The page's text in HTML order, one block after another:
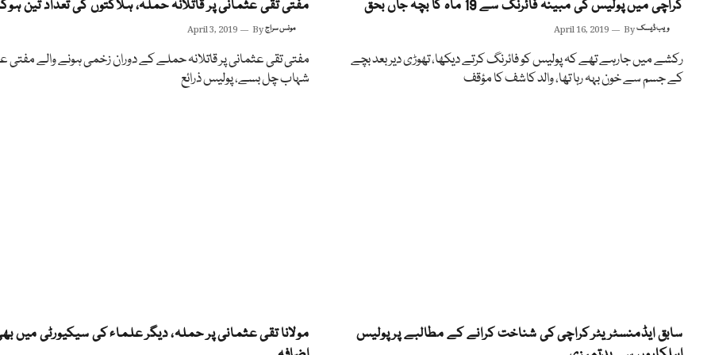
کراچی میں پولیس کی مبینہ فائرنگ سے 19 ماہ کا بچہ جاں بحق
April 16, 2019 Byویب ڈیسک
رکشے میں جارہے تھے کہ پولیس کو فائرنگ کرتے دیکھا، تھوڑی دیر بعد بچے
کے جسم سے خون بہہ رہا تھا، والد کاشف کا مؤقف
مفتی تقی عثمانی پر قاتلانہ حملہ، ہلاکتوں کی تعداد تین
April 3, 2019 Byمونس سراج
مفتی تقی عثمانی پر قاتلانہ حملے کے دوران زخمی ہونے والے مفتی
شہاب چل بسے، پولیس ذرائع
سابق ایڈمنسٹریٹر کراچی کی شناخت کرانے کے مطالبے پر پولیس
مولانا تقی عثمانی پر حملہ، دیگر علماء کی سیکیورٹی میں